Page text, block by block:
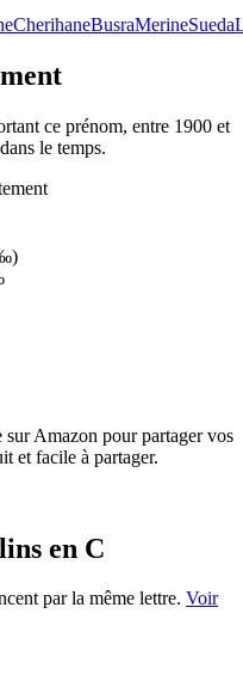
CherihaneBusraMerineSueda
ce prénom, entre 1900 et
le temps.
sur Amazon pour partager vos
et facile à partager.
en C
par la même lettre. Voir